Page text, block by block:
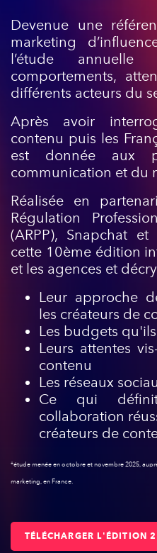
Devenue une
marketing
l’étude
comportements,
différents acteurs du
Après avoir
contenu puis les
est donnée aux
communication et du
Réalisée en
Régulation
(ARPP), Snapchat
cette 10ème édition
et les agences et
Leur approche
les créateurs de
Les budgets
Leurs attentes
contenu
Les réseaux
Ce qui
collaboration
créateurs de
*étude menée en octobre et novembre 2025,
marketing, en France.
TÉLÉCHARGER L'ÉDITION